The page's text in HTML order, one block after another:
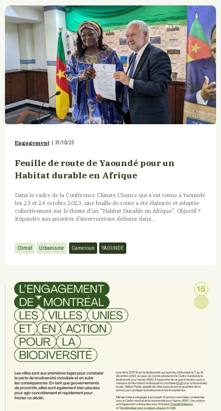
Engagement | 31/10/23
Feuille de route de Yaoundé pour un
Habitat durable en Afrique
Dans le cadre de la Conférence Climate Chance qui s'est tenue à Yaoundé
les 23 et 24 octobre 2023, une feuille de route a été élaborée et adoptée
collectivement sur le thème d'un "Habitat Durable en Afrique". Objectif ?
Répondre aux priorités d'interventions définies dans...
Climat Urbanisme Cameroun YAOUNDE